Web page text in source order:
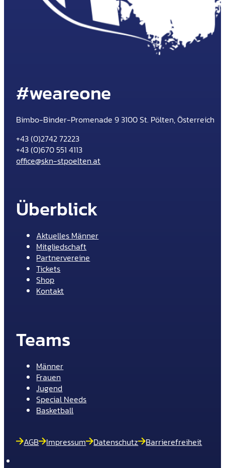
#weareone
Bimbo-Binder-Promenade 9 3100 St. Pölten, Österreich
+43 (0)2742 72223
+43 (0)670 551 4113
office@skn-stpoelten.at
Überblick
Aktuelles Männer
Mitgliedschaft
Partnervereine
Tickets
Shop
Kontakt
Teams
Männer
Frauen
Jugend
Special Needs
Basketball
AGB Impressum Datenschutz Barrierefreiheit